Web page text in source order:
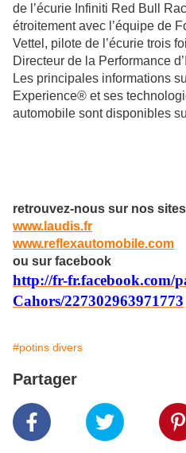
de l’écurie Infiniti Red Bull
étroitement avec l’équipe de
Vettel, pilote de l’écurie trois
Directeur de la Performance
Les principales informations
Experience® et ses
automobile sont disponibles
retrouvez-nous sur nos sites
www.laudis.fr
www.reflexautomobile.com
ou sur facebook
http://fr-fr.facebook.com/
Cahors/227302963971773
#potins divers
Partager